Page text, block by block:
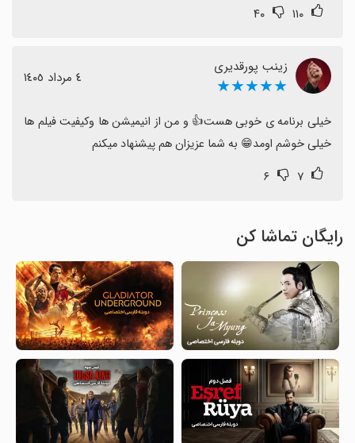
۱۱۰ ۴۰
زینب پورقدیری
★★★★★ ٤ مرداد ١٤٠٥
خیلی خوشم اومد😁 به شما عزیزان هم پیشنهاد میکنم
۷ ۶
رایگان تماشا کن